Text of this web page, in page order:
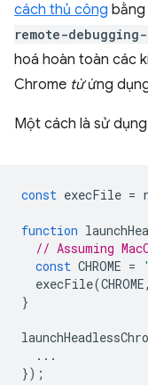
cách thủ công
remote-
hoá hoàn toàn các
Chrome từứng
Một cách là sử dụng
const execFile =
function
// Assuming
const CHROME =
execFile(CHROME,
}
...
});